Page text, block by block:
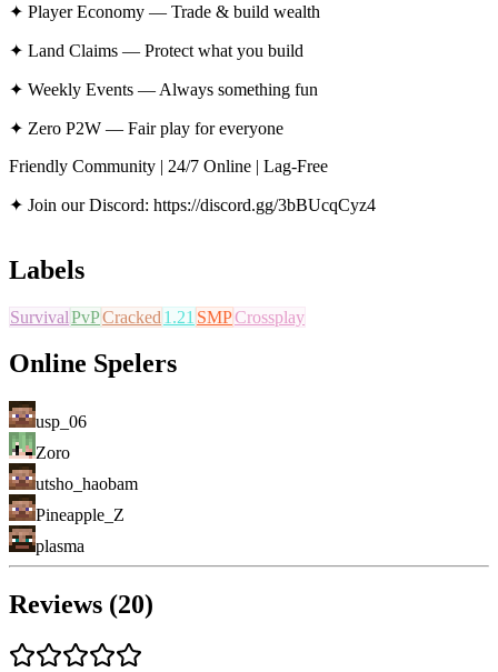
✦ Player Economy — Trade & build wealth
✦ Land Claims — Protect what you build
✦ Weekly Events — Always something fun
✦ Zero P2W — Fair play for everyone
Friendly Community | 24/7 Online | Lag-Free
✦ Join our Discord: https://discord.gg/3bBUcqCyz4
Labels
SurvivalPvPCracked 1.21 SMPCrossplay
Online Spelers
usp_06
Zoro
utsho_haobam
Pineapple_Z
plasma
Reviews (20)